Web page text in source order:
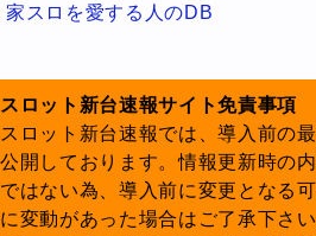
家スロを愛する人のDB
スロット新台速報サイト免責事項
スロット新台速報では、導入前の
公開しております。情報更新時の
ではない為、導入前に変更となる
に変動があった場合はご了承下さい